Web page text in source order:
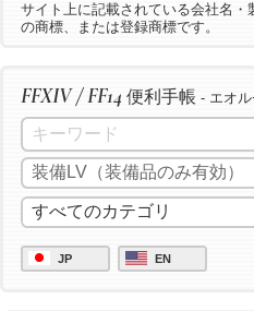
サイト上に記載されている会社名
の商標、または登録商標です。
FFXIV / FF14 便利手帳 - エオ
JP EN